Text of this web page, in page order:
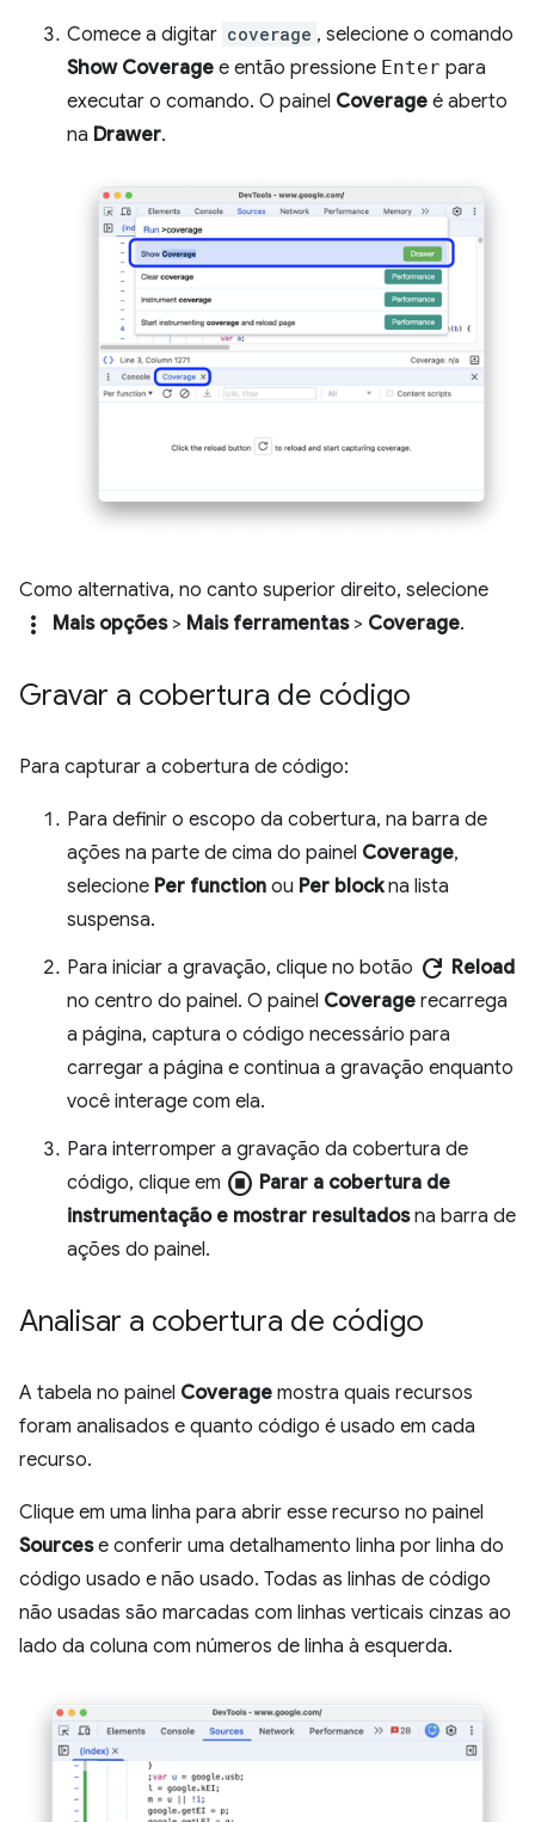
Comece a digitar coverage , selecione o comando
Show Coverage e então pressione Enter para
executar o comando. O painel Coverage é aberto
na Drawer.
Como alternativa, no canto superior direito, selecione
more_vert Mais opções> Mais ferramentas> Coverage.
Gravar a cobertura de código
Para capturar a cobertura de código:
Para definir o escopo da cobertura, na barra de
ações na parte de cima do painel Coverage,
selecione Per function ou Per blockna lista
suspensa.
Para iniciar a gravação, clique no botão refresh Reload
no centro do painel. O painel Coverage recarrega
a página, captura o código necessário para
carregar a página e continua a gravação enquanto
você interage com ela.
Para interromper a gravação da cobertura de
código, clique em stop_circle Parar a cobertura de
instrumentação e mostrar resultadosna barra de
ações do painel.
Analisar a cobertura de código
A tabela no painel Coverage mostra quais recursos
foram analisados e quanto código é usado em cada
recurso.
Clique em uma linha para abrir esse recurso no painel
Sourcese conferir uma detalhamento linha por linha do
código usado e não usado. Todas as linhas de código
não usadas são marcadas com linhas verticais cinzas ao
lado da coluna com números de linha à esquerda.